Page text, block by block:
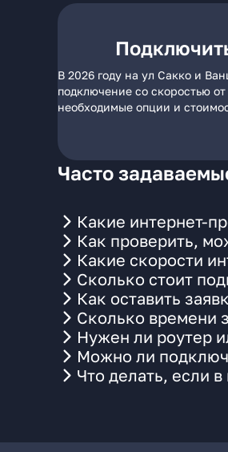
В 2026 году на ул Сакко и
подключение со скоростью
необходимые опции и
Часто
Какие интернет-
Как проверить,
Какие скорости
Сколько стоит
Как оставить
Сколько времени
Нужен ли роутер
Можно ли
Что делать, если